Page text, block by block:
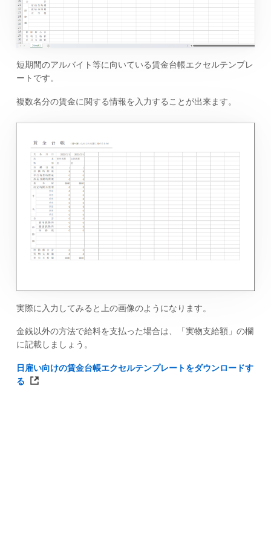
短期間のアルバイト等に向いている賃金台帳エクセルテンプレ
ートです。
複数名分の賃金に関する情報を入力することが出来ます。
実際に入力してみると上の画像のようになります。
金銭以外の方法で給料を支払った場合は、「実物支給額」の欄
に記載しましょう。
日雇い向けの賃金台帳エクセルテンプレートをダウンロードす
る